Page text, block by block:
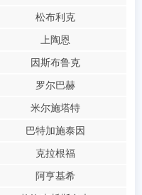
松布利克
上陶恩
因斯布鲁克
罗尔巴赫
米尔施塔特
巴特加施泰因
克拉根福
阿亨基希